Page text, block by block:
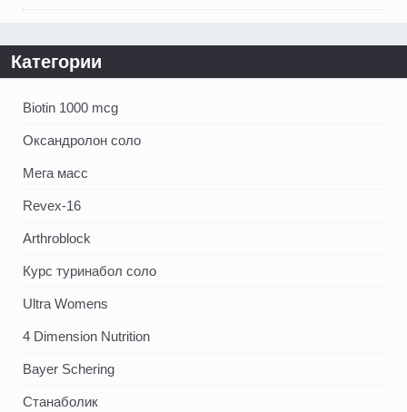
Категории
Biotin 1000 mcg
Оксандролон соло
Мега масс
Revex-16
Arthroblock
Курс туринабол соло
Ultra Womens
4 Dimension Nutrition
Bayer Schering
Станаболик